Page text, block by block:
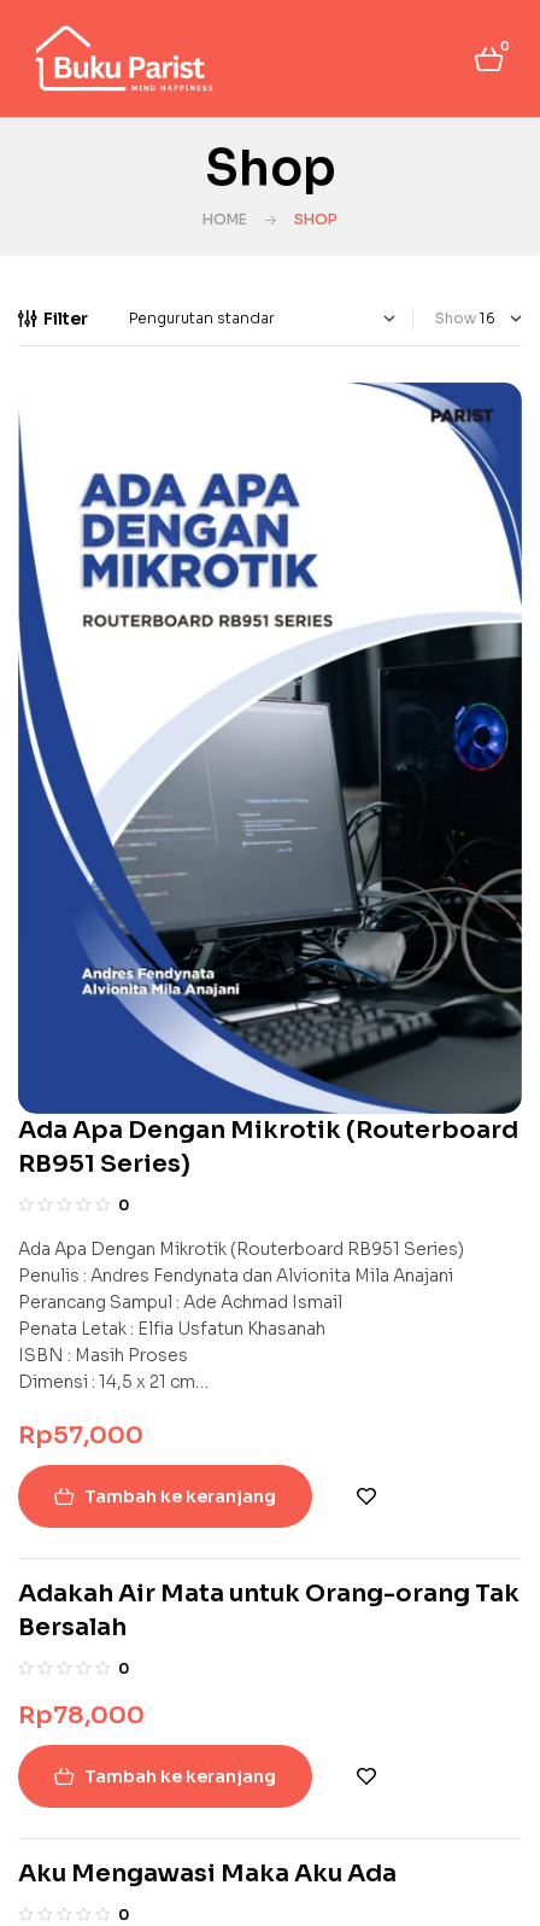
0
Shop
HOME SHOP
Filter Show
Ada Apa Dengan Mikrotik (Routerboard
RB951 Series)
0
Ada Apa Dengan Mikrotik (Routerboard RB951 Series)
Penulis : Andres Fendynata dan Alvionita Mila Anajani
Perancang Sampul : Ade Achmad Ismail
Penata Letak : Elfia Usfatun Khasanah
ISBN : Masih Proses
Dimensi : 14,5 x 21 cm
©Agustus 2025
Rp57,000
Tambah ke keranjang
Adakah Air Mata untuk Orang-orang Tak
Bersalah
0
Rp78,000
Tambah ke keranjang
Aku Mengawasi Maka Aku Ada
0